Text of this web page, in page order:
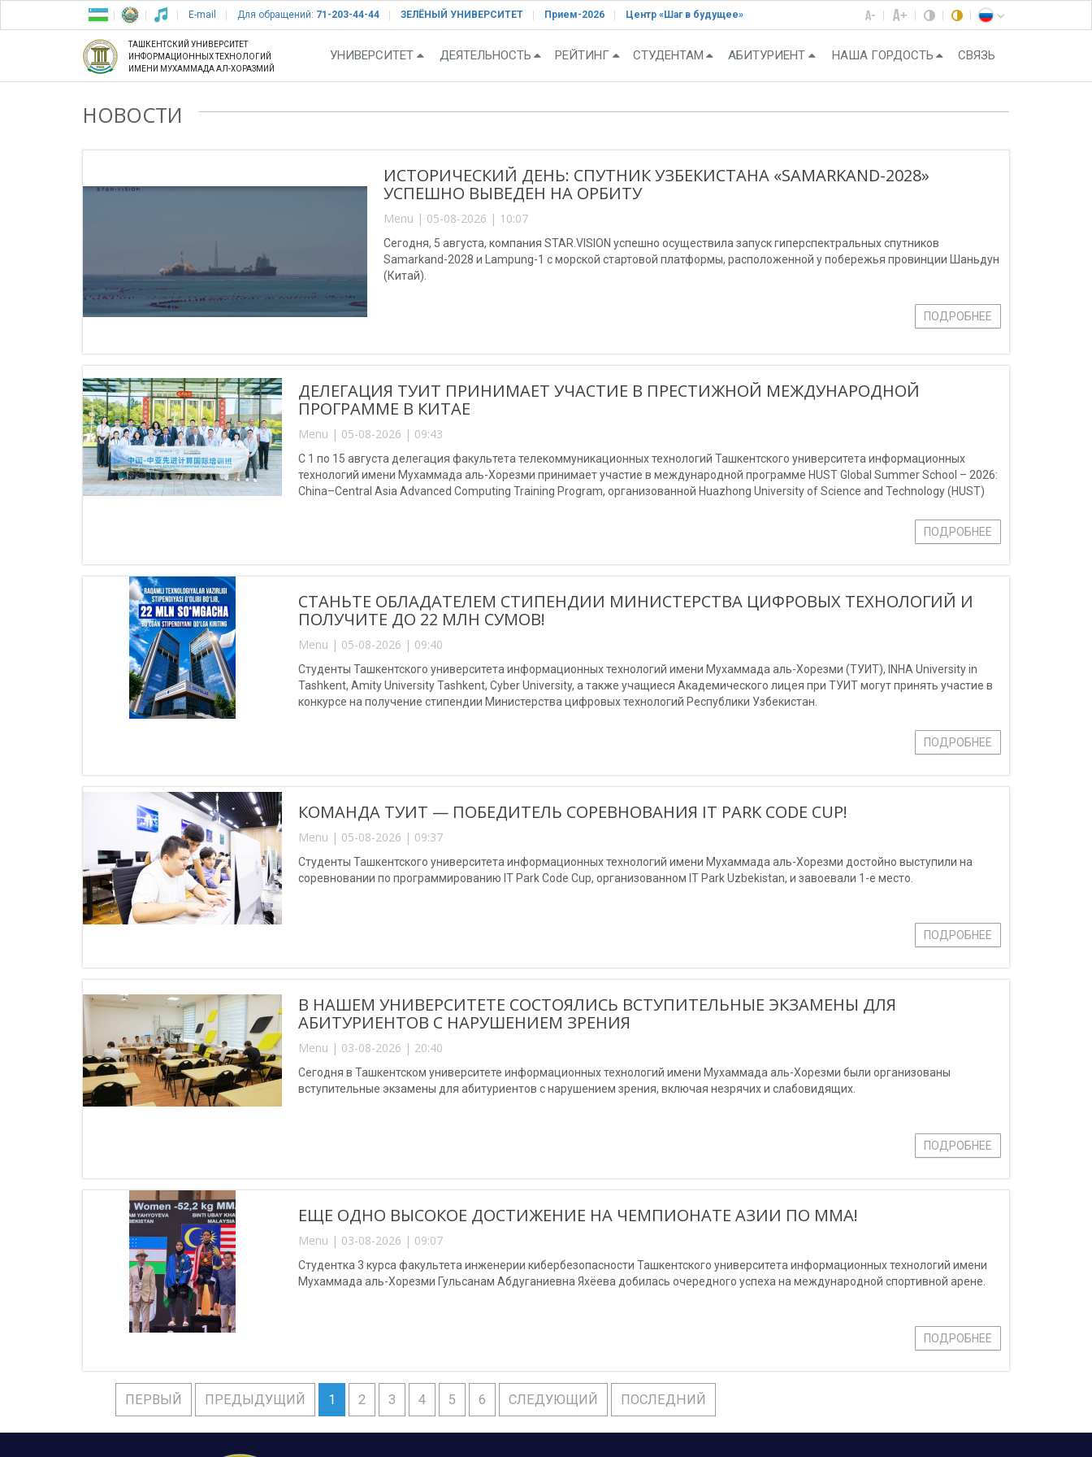
E-mail Для обращений: 71-203-44-44 ЗЕЛЁНЫЙ УНИВЕРСИТЕТ Прием-2026 Центр «Шаг в будущее»
ТАШКЕНТСКИЙ УНИВЕРСИТЕТ
ИНФОРМАЦИОННЫХ ТЕХНОЛОГИЙ
ИМЕНИ МУХАММАДА АЛ-ХОРАЗМИЙ
УНИВЕРСИТЕТ ДЕЯТЕЛЬНОСТЬ РЕЙТИНГ СТУДЕНТАМ АБИТУРИЕНТ НАША ГОРДОСТЬ СВЯЗЬ
НОВОСТИ
ИСТОРИЧЕСКИЙ ДЕНЬ: СПУТНИК УЗБЕКИСТАНА «SAMARKAND-2028»
УСПЕШНО ВЫВЕДЕН НА ОРБИТУ
Menu | 05-08-2026 | 10:07
Сегодня, 5 августа, компания STAR.VISION успешно осуществила запуск гиперспектральных спутников
Samarkand-2028 и Lampung-1 с морской стартовой платформы, расположенной у побережья провинции Шаньдун
(Китай).
ПОДРОБНЕЕ
ДЕЛЕГАЦИЯ ТУИТ ПРИНИМАЕТ УЧАСТИЕ В ПРЕСТИЖНОЙ МЕЖДУНАРОДНОЙ
ПРОГРАММЕ В КИТАЕ
Menu | 05-08-2026 | 09:43
С 1 по 15 августа делегация факультета телекоммуникационных технологий Ташкентского университета информационных
технологий имени Мухаммада аль-Хорезми принимает участие в международной программе HUST Global Summer School – 2026:
China–Central Asia Advanced Computing Training Program, организованной Huazhong University of Science and Technology (HUST)
ПОДРОБНЕЕ
СТАНЬТЕ ОБЛАДАТЕЛЕМ СТИПЕНДИИ МИНИСТЕРСТВА ЦИФРОВЫХ ТЕХНОЛОГИЙ И
ПОЛУЧИТЕ ДО 22 МЛН СУМОВ!
Menu | 05-08-2026 | 09:40
Студенты Ташкентского университета информационных технологий имени Мухаммада аль-Хорезми (ТУИТ), INHA University in
Tashkent, Amity University Tashkent, Cyber University, а также учащиеся Академического лицея при ТУИТ могут принять участие в
конкурсе на получение стипендии Министерства цифровых технологий Республики Узбекистан.
ПОДРОБНЕЕ
КОМАНДА ТУИТ — ПОБЕДИТЕЛЬ СОРЕВНОВАНИЯ IT PARK CODE CUP!
Menu | 05-08-2026 | 09:37
Студенты Ташкентского университета информационных технологий имени Мухаммада аль-Хорезми достойно выступили на
соревновании по программированию IT Park Code Cup, организованном IT Park Uzbekistan, и завоевали 1-е место.
ПОДРОБНЕЕ
В НАШЕМ УНИВЕРСИТЕТЕ СОСТОЯЛИСЬ ВСТУПИТЕЛЬНЫЕ ЭКЗАМЕНЫ ДЛЯ
АБИТУРИЕНТОВ С НАРУШЕНИЕМ ЗРЕНИЯ
Menu | 03-08-2026 | 20:40
Сегодня в Ташкентском университете информационных технологий имени Мухаммада аль-Хорезми были организованы
вступительные экзамены для абитуриентов с нарушением зрения, включая незрячих и слабовидящих.
ПОДРОБНЕЕ
ЕЩЕ ОДНО ВЫСОКОЕ ДОСТИЖЕНИЕ НА ЧЕМПИОНАТЕ АЗИИ ПО ММА!
Menu | 03-08-2026 | 09:07
Студентка 3 курса факультета инженерии кибербезопасности Ташкентского университета информационных технологий имени
Мухаммада аль-Хорезми Гульсанам Абдуганиевна Яхёева добилась очередного успеха на международной спортивной арене.
ПОДРОБНЕЕ
ПЕРВЫЙ ПРЕДЫДУЩИЙ 1 2 3 4 5 6 СЛЕДУЮЩИЙ ПОСЛЕДНИЙ